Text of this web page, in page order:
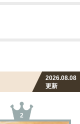
2026.08.08
更新
2